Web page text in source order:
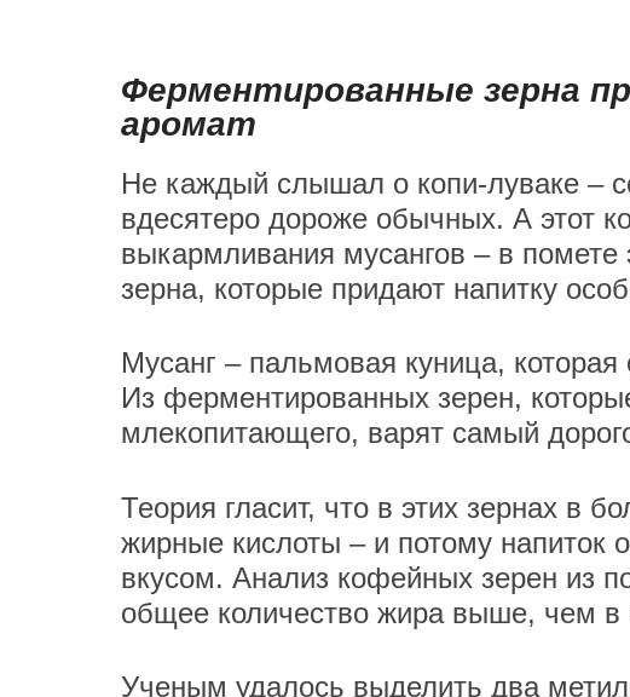
Ферментированные зерна
аромат
Не каждый слышал о копи-луваке –
вдесятеро дороже обычных. А этот
выкармливания мусангов – в
зерна, которые придают напитку
Мусанг – пальмовая куница,
Из ферментированных зерен,
млекопитающего, варят самый
Теория гласит, что в этих зернах в
жирные кислоты – и потому напиток
вкусом. Анализ кофейных зерен из
общее количество жира выше, чем в
Ученым удалось выделить два